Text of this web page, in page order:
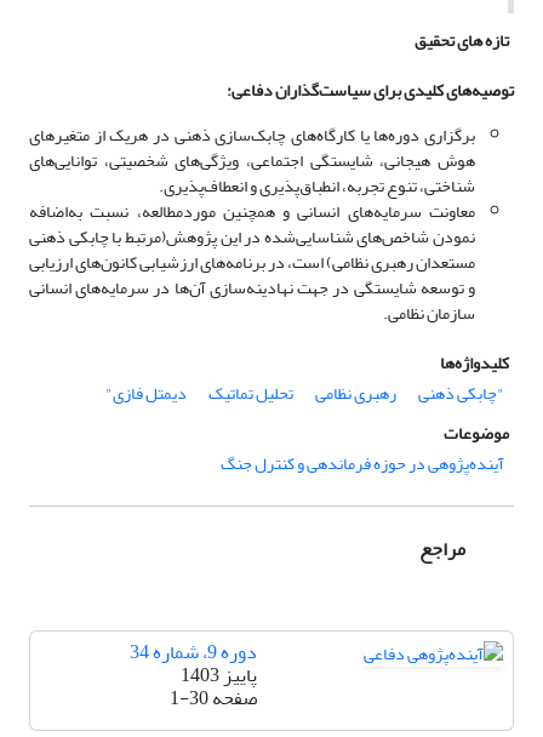
تازه های تحقیق
توصیه‌های کلیدی برای سیاست‌گذاران دفاعی:
برگزاری دوره‌ها یا کارگاه‌های چابک‌سازی ذهنی در هریک از متغیرهای
هوش هیجانی، شایستگی اجتماعی، ویژگی‌های شخصیتی، توانایی‌های
شناختی، تنوع تجربه، انطباق‌پذیری و انعطاف‌پذیری.
معاونت سرمایه‌های انسانی و همچنین موردمطالعه، نسبت به‌اضافه
نمودن شاخص‌های شناسایی‌شده در این پژوهش(مرتبط با چابکی ذهنی
مستعدان رهبری نظامی) است، در برنامه‌های ارزشیابی کانون‌های ارزیابی
و توسعه شایستگی در جهت نهادینه‌سازی آن‌ها در سرمایه‌های انسانی
سازمان نظامی.
کلیدواژه‌ها
"چابکی ذهنی
رهبری نظامی تحلیل تماتیک
دیمتل فازی"
موضوعات
آینده‌پژوهی در حوزه فرماندهی و کنترل جنگ
مراجع
دوره 9، شماره 34
پاییز 1403
صفحه1-30